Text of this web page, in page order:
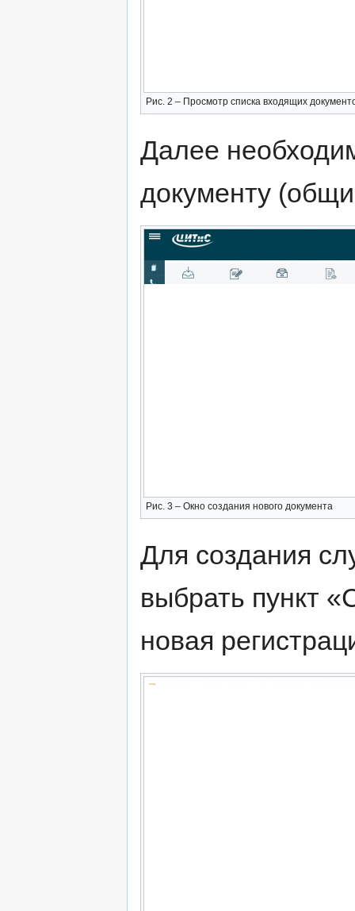
Рис. 2 – Просмотр списка входящих
Далее
документу
Рис. 3 – Окно создания нового документа
Для создания
выбрать пункт
новая